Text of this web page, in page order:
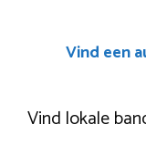
Vind een
Vind lokale